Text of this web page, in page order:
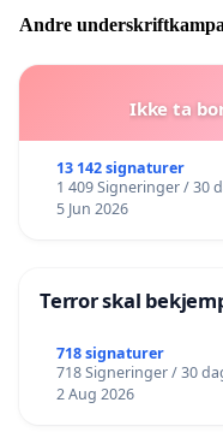
Andre
Ikke ta
13 142 signaturer
1 409 Signeringer / 30
5 Jun 2026
Terror skal
718 signaturer
718 Signeringer / 30
2 Aug 2026